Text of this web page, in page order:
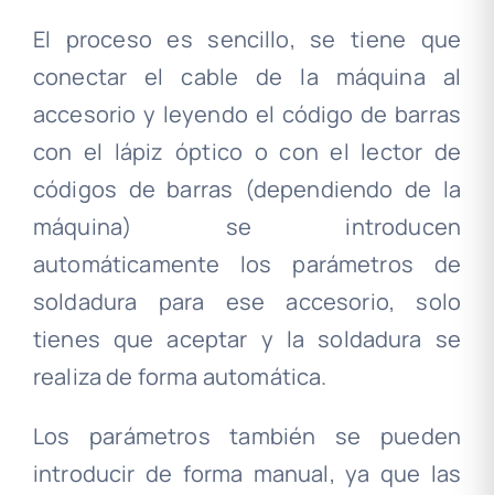
El proceso es sencillo, se tiene que
conectar el cable de la máquina al
accesorio y leyendo el código de barras
con el lápiz óptico o con el lector de
códigos de barras (dependiendo de la
máquina) se introducen
automáticamente los parámetros de
soldadura para ese accesorio, solo
tienes que aceptar y la soldadura se
realiza de forma automática.
Los parámetros también se pueden
introducir de forma manual, ya que las